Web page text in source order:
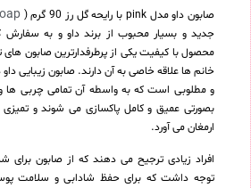
صابون داو مدل pink با رایحه گل رز 90 گرم (
جدید و بسیار محبوب از برند داو و به سفارش
محصول با کیفیت یکی از پرطرفدارترین صابون های
خانم ها علاقه خاصی به آن دارند. صابون زیبایی
و مطلوبی است که به واسطه آن تمامی چربی
بصورتی عمیق و کامل پاکسازی می شوند و
ارمغان می آورد.
افراد زیادی ترجیح می دهند که از صابون برای
توجه داشت که برای حفظ شادابی و سلامت